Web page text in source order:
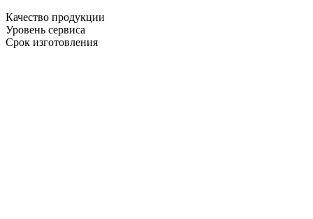
Качество продукции
Уровень сервиса
Срок изготовления